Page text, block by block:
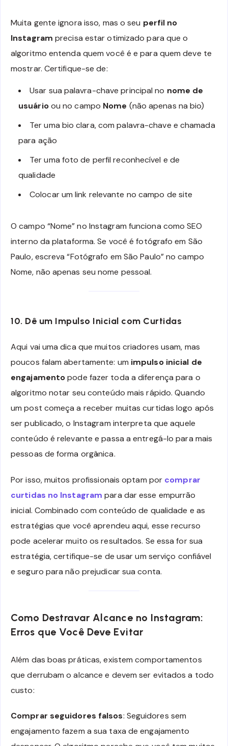
Muita gente ignora isso, mas o seu perfil no
Instagram precisa estar otimizado para que o
algoritmo entenda quem você é e para quem deve te
mostrar. Certifique-se de:
Usar sua palavra-chave principal no nome de
usuárioou no campo Nome (não apenas na bio)
Ter uma bio clara, com palavra-chave e chamada
para ação
Ter uma foto de perfil reconhecível e de
qualidade
Colocar um link relevante no campo de site
O campo “Nome” no Instagram funciona como SEO
interno da plataforma. Se você é fotógrafo em São
Paulo, escreva “Fotógrafo em São Paulo” no campo
Nome, não apenas seu nome pessoal.
10. Dê um Impulso Inicial com Curtidas
Aqui vai uma dica que muitos criadores usam, mas
poucos falam abertamente: um impulso inicial de
engajamentopode fazer toda a diferença para o
algoritmo notar seu conteúdo mais rápido. Quando
um post começa a receber muitas curtidas logo após
ser publicado, o Instagram interpreta que aquele
conteúdo é relevante e passa a entregá-lo para mais
pessoas de forma orgânica.
Por isso, muitos profissionais optam por comprar
curtidas no Instagram para dar esse empurrão
inicial. Combinado com conteúdo de qualidade e as
estratégias que você aprendeu aqui, esse recurso
pode acelerar muito os resultados. Se essa for sua
estratégia, certifique-se de usar um serviço confiável
e seguro para não prejudicar sua conta.
Como Destravar Alcance no Instagram:
Erros que Você Deve Evitar
Além das boas práticas, existem comportamentos
que derrubam o alcance e devem ser evitados a todo
custo:
Comprar seguidores falsos: Seguidores sem
engajamento fazem a sua taxa de engajamento